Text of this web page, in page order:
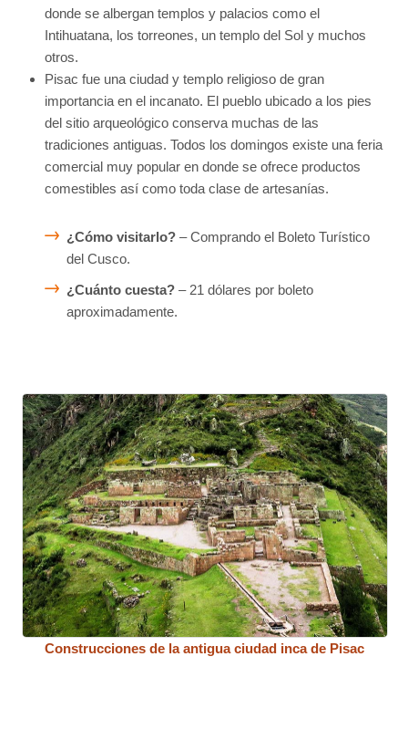
donde se albergan templos y palacios como el
Intihuatana, los torreones, un templo del Sol y muchos
otros.
Pisac fue una ciudad y templo religioso de gran
importancia en el incanato. El pueblo ubicado a los pies
del sitio arqueológico conserva muchas de las
tradiciones antiguas. Todos los domingos existe una feria
comercial muy popular en donde se ofrece productos
comestibles así como toda clase de artesanías.
¿Cómo visitarlo? – Comprando el Boleto Turístico
del Cusco.
¿Cuánto cuesta? – 21 dólares por boleto
aproximadamente.
Construcciones de la antigua ciudad inca de Pisac